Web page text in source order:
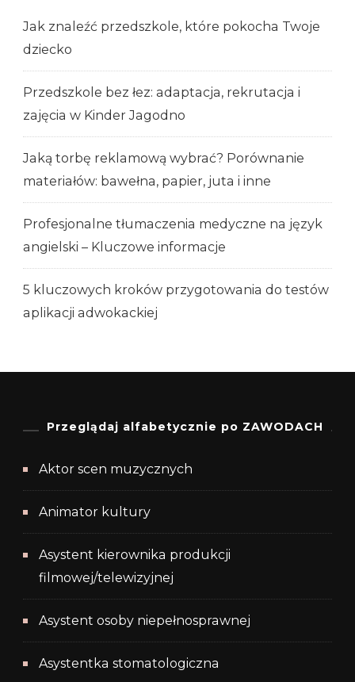
Jak znaleźć przedszkole, które pokocha Twoje
dziecko
Przedszkole bez łez: adaptacja, rekrutacja i
zajęcia w Kinder Jagodno
Jaką torbę reklamową wybrać? Porównanie
materiałów: bawełna, papier, juta i inne
Profesjonalne tłumaczenia medyczne na język
angielski – Kluczowe informacje
5 kluczowych kroków przygotowania do testów
aplikacji adwokackiej
Przeglądaj alfabetycznie po ZAWODACH
Aktor scen muzycznych
Animator kultury
Asystent kierownika produkcji
filmowej/telewizyjnej
Asystent osoby niepełnosprawnej
Asystentka stomatologiczna